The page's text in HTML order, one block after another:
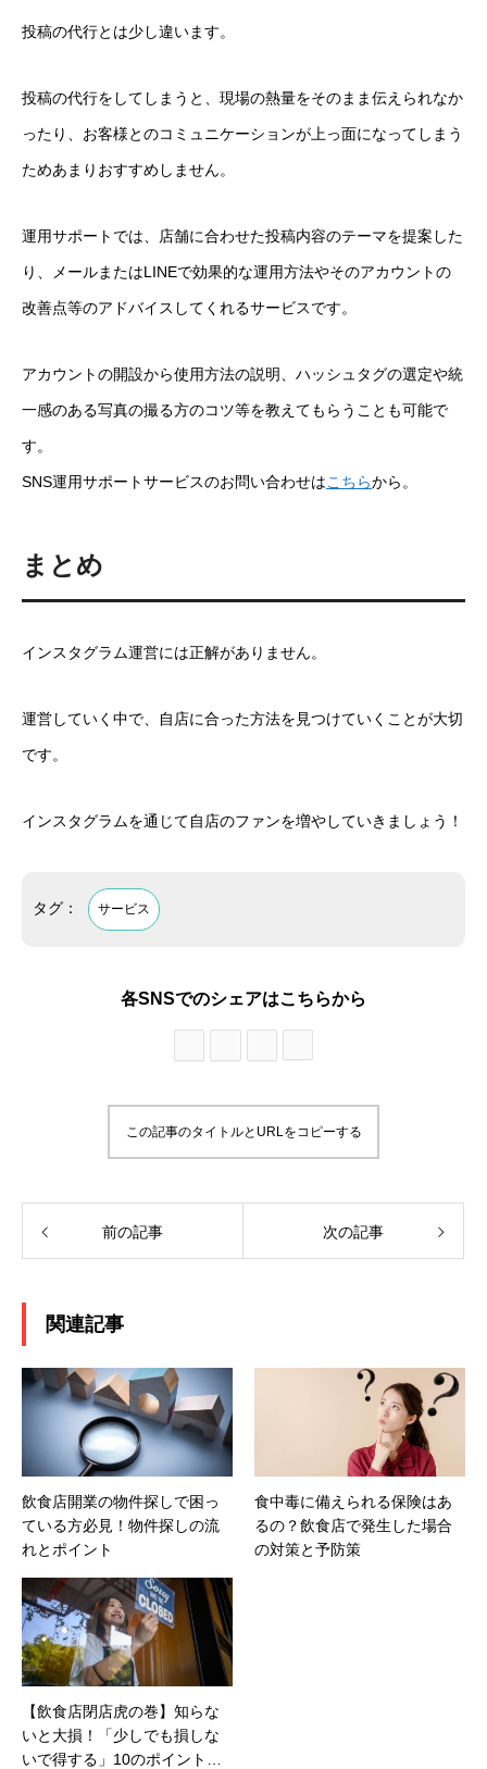
投稿の代行とは少し違います。
投稿の代行をしてしまうと、現場の熱量をそのまま伝えられなか
ったり、お客様とのコミュニケーションが上っ面になってしまう
ためあまりおすすめしません。
運用サポートでは、店舗に合わせた投稿内容のテーマを提案した
り、メールまたはLINEで効果的な運用方法やそのアカウントの
改善点等のアドバイスしてくれるサービスです。
アカウントの開設から使用方法の説明、ハッシュタグの選定や統
一感のある写真の撮る方のコツ等を教えてもらうことも可能で
す。
SNS運用サポートサービスのお問い合わせはこちらから。
まとめ
インスタグラム運営には正解がありません。
運営していく中で、自店に合った方法を見つけていくことが大切
です。
インスタグラムを通じて自店のファンを増やしていきましょう！
タグ： サービス
各SNSでのシェアはこちらから
この記事のタイトルとURLをコピーする
前の記事 次の記事
関連記事
飲食店開業の物件探しで困っ
ている方必見！物件探しの流
れとポイント
食中毒に備えられる保険はあ
るの？飲食店で発生した場合
の対策と予防策
【飲食店閉店虎の巻】知らな
いと大損！「少しでも損しな
いで得する」10のポイント！